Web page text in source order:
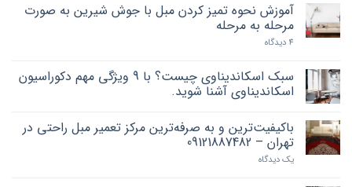
آموزش نحوه تمیز کردن مبل با جوش شیرین به صورت
مرحله به مرحله
4 دیدگاه
سبک اسکاندیناوی چیست؟ با 9 ویژگی مهم دکوراسیون
اسکاندیناوی آشنا شوید.
باکیفیت‌ترین و به صرفه‌ترین مرکز تعمیر مبل راحتی در
تهران – 09121887482
یک دیدگاه